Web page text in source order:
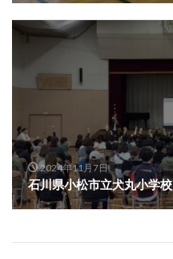
2024年11月7日
石川県小松市立犬丸小学校